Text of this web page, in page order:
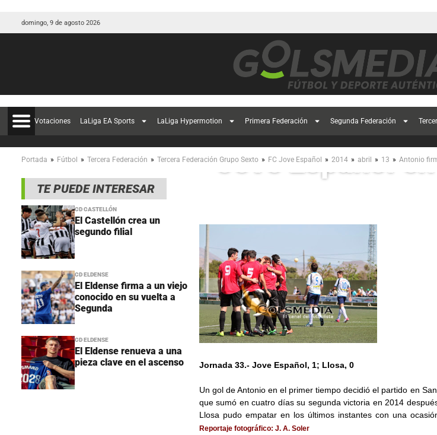
domingo, 9 de agosto 2026
Votaciones LaLiga EA Sports LaLiga Hypermotion Primera Federación Segunda Federación
Portada » Fútbol » Tercera Federación » Tercera Federación Grupo Sexto » FC Jove Español » 2014 » abril » 13 » Antonio
TE PUEDE INTERESAR
CD CASTELLÓN
El Castellón crea un
segundo filial
CD ELDENSE
El Eldense firma a un viejo
conocido en su vuelta a
Segunda
CD ELDENSE
El Eldense renueva a una
pieza clave en el ascenso
Antonio firma
Jove Español
Jornada 33.- Jove Español, 1; Llosa, 0
Un gol de Antonio en el primer tiempo decidió el partido en
que sumó en cuatro días su segunda victoria en 2014
Llosa pudo empatar en los últimos instantes con una
Reportaje fotográfico: J. A. Soler